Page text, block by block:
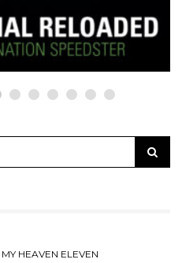
HEAVEN ELEVEN